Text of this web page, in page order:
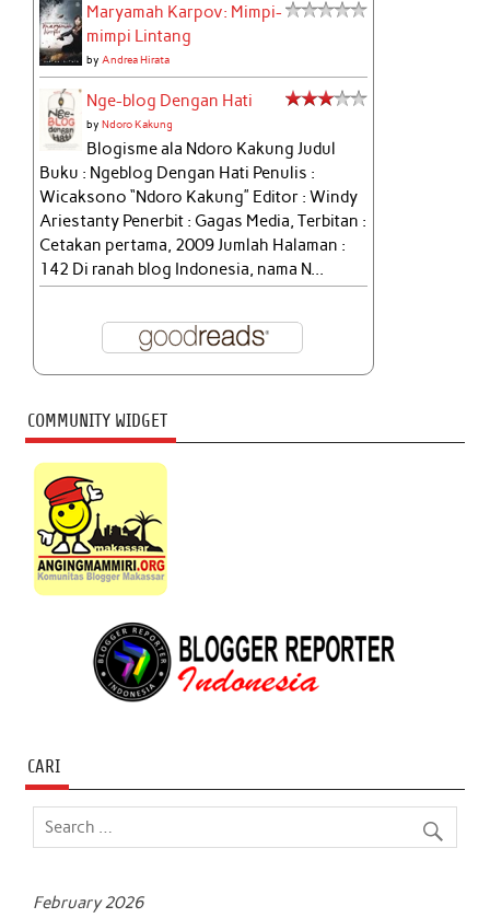
Maryamah Karpov: Mimpi-
mimpi Lintang
by Andrea Hirata
Nge-blog Dengan Hati
byNdoro Kakung
Blogisme ala Ndoro Kakung Judul
Buku : Ngeblog Dengan Hati Penulis :
Wicaksono “Ndoro Kakung” Editor : Windy
Ariestanty Penerbit : Gagas Media, Terbitan :
Cetakan pertama, 2009 Jumlah Halaman :
142 Di ranah blog Indonesia, nama N...
COMMUNITY WIDGET
CARI
February 2026